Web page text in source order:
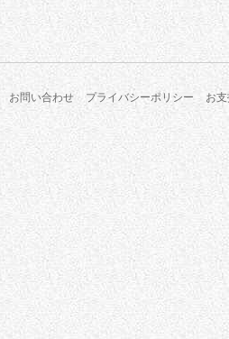
お問い合わせ プライバシーポリシー お